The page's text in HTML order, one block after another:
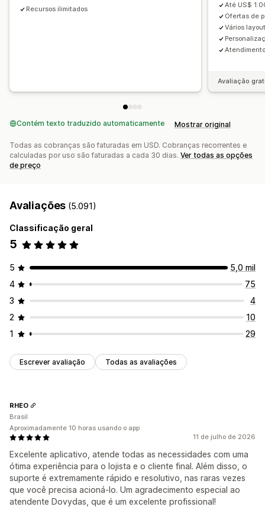
Descontos percentuais
Preços em massa
Complementos de produto
Recomendações de produtos
Pacotes
Análises
Taxas de conversão
Recursos ilimitados
Até US$
Ofertas de
Vários
Avaliação
Contém texto traduzido automaticamente Mostrar original
Todas as cobranças são faturadas em USD. Cobranças recorrentes e
calculadas por uso são faturadas a cada 30 dias. Ver todas as opções
de preço
Avaliações (5.091)
Classificação geral
5
5
5,0 mil
4
75
3
4
2
10
1
29
Escrever avaliação Todas as avaliações
11 de julho de 2026
Excelente aplicativo, atende todas as necessidades com uma
ótima experiência para o lojista e o cliente final. Além disso, o
suporte é extremamente rápido e resolutivo, nas raras vezes
que você precisa acioná-lo. Um agradecimento especial ao
atendente Dovydas, que é um excelente profissional!
RHEO
Brasil
Aproximadamente 10 horas usando o app